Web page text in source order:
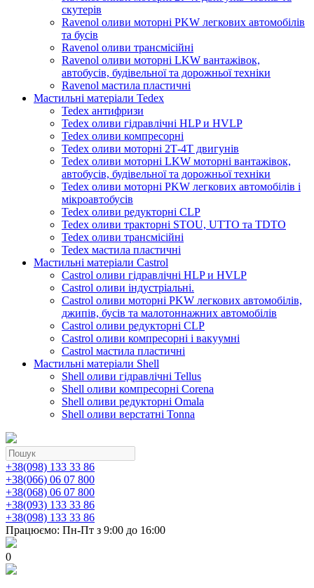
скутерів
Ravenol оливи моторні PKW легкових автомобілів
та бусів
Ravenol оливи трансмісійні
Ravenol оливи моторні LKW вантажівок,
автобусів, будівельної та дорожньої техніки
Ravenol мастила пластичні
Мастильні матеріали Tedex
Tedex антифризи
Tedex оливи гідравлічні HLP и HVLP
Tedex оливи компресорні
Tedex оливи моторні 2Т-4Т двигунів
Tedex оливи моторні LKW моторні вантажівок,
автобусів, будівельної та дорожньої техніки
Tedex оливи моторні PKW легкових автомобілів і
мікроавтобусів
Tedex оливи редукторні CLP
Tedex оливи тракторні STOU, UTTO та TDTO
Tedex оливи трансмісійні
Tedex мастила пластичні
Мастильні матеріали Castrol
Castrol оливи гідравлічні HLP и HVLP
Castrol оливи індустріальні.
Castrol оливи моторні PKW легкових автомобілів,
джипів, бусів та малотоннажних автомобілів
Castrol оливи редукторні CLP
Castrol оливи компресорні і вакуумні
Castrol мастила пластичні
Мастильні матеріали Shell
Shell оливи гідравлічні Tellus
Shell оливи компресорні Corena
Shell оливи редукторні Omala
Shell оливи верстатні Tonna
+38(098) 133 33 86
+38(066) 06 07 800
+38(068) 06 07 800
+38(093) 133 33 86
+38(098) 133 33 86
Працюємо: Пн-Пт з 9:00 до 16:00
0